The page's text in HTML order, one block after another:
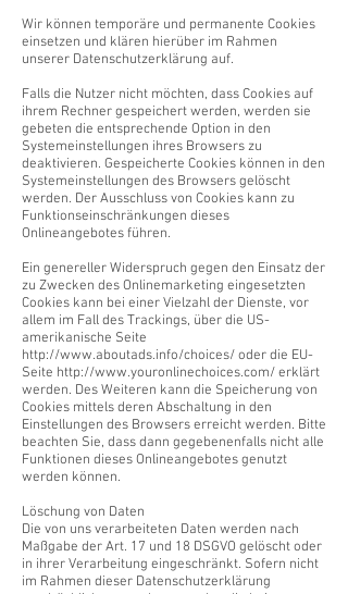
Wir können temporäre und permanente Cookies
einsetzen und klären hierüber im Rahmen
unserer Datenschutzerklärung auf.
Falls die Nutzer nicht möchten, dass Cookies auf
ihrem Rechner gespeichert werden, werden sie
gebeten die entsprechende Option in den
Systemeinstellungen ihres Browsers zu
deaktivieren. Gespeicherte Cookies können in den
Systemeinstellungen des Browsers gelöscht
werden. Der Ausschluss von Cookies kann zu
Funktionseinschränkungen dieses
Onlineangebotes führen.
Ein genereller Widerspruch gegen den Einsatz der
zu Zwecken des Onlinemarketing eingesetzten
Cookies kann bei einer Vielzahl der Dienste, vor
allem im Fall des Trackings, über die US-
amerikanische Seite
http://www.aboutads.info/choices/oder die EU-
Seite http://www.youronlinechoices.com/erklärt
werden. Des Weiteren kann die Speicherung von
Cookies mittels deren Abschaltung in den
Einstellungen des Browsers erreicht werden. Bitte
beachten Sie, dass dann gegebenenfalls nicht alle
Funktionen dieses Onlineangebotes genutzt
werden können.
Löschung von Daten
Die von uns verarbeiteten Daten werden nach
Maßgabe der Art. 17 und 18 DSGVO gelöscht oder
in ihrer Verarbeitung eingeschränkt. Sofern nicht
im Rahmen dieser Datenschutzerklärung